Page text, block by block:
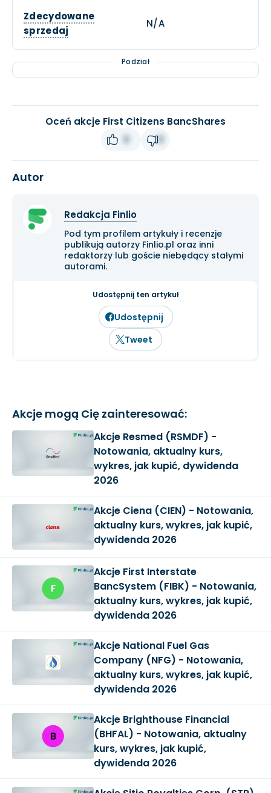
Zdecydowane
sprzedaj
N/A
Podział
Oceń akcje First Citizens BancShares
Autor
Redakcja Finlio
Pod tym profilem artykuły i recenzje
publikują autorzy Finlio.pl oraz inni
redaktorzy lub goście niebędący stałymi
autorami.
Udostępnij ten artykuł
Udostępnij
Tweet
Akcje mogą Cię zainteresować:
Akcje Resmed (RSMDF) -
Notowania, aktualny kurs,
wykres, jak kupić, dywidenda
2026
Akcje Ciena (CIEN) - Notowania,
aktualny kurs, wykres, jak kupić,
dywidenda 2026
Akcje First Interstate
BancSystem (FIBK) - Notowania,
aktualny kurs, wykres, jak kupić,
dywidenda 2026
Akcje National Fuel Gas
Company (NFG) - Notowania,
aktualny kurs, wykres, jak kupić,
dywidenda 2026
Akcje Brighthouse Financial
(BHFAL) - Notowania, aktualny
kurs, wykres, jak kupić,
dywidenda 2026